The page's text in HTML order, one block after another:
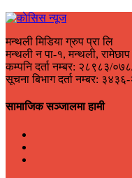
मन्थली मिडिया ग्रुप प्रा लि
मन्थली न पा-१, मन्थली,
कम्पनि दर्ता नम्बर: २८९८३/
सूचना बिभाग दर्ता नम्बर:
सामाजिक सञ्जालमा हामी